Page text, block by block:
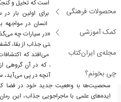
محصولات فرهنگی
کمک آموزشی
مجله‌ی ایران‌کتاب
چی بخونم؟
علمی-‌تخیلی هیجان‌انگیز است که تخیل و
انعطاف‌پذیری و سازگاری انسان در مواجهه
بسیاری از رمان‌های ورن، «در سیارات چه
علمی ‌ترکیب می‌کند و روایتی جذاب از بقا،
رمان ورن در زمانی اتفاق می‌افتد که
سناریویی را تصور می‌کند که در آن
دنباله‌دار منتقل می‌شوند. آنچه در پی
شخصیت‌ها با واقعیت جدید خود در فضا
ایده‌های علمی ‌با ماجراجویی جذاب، این